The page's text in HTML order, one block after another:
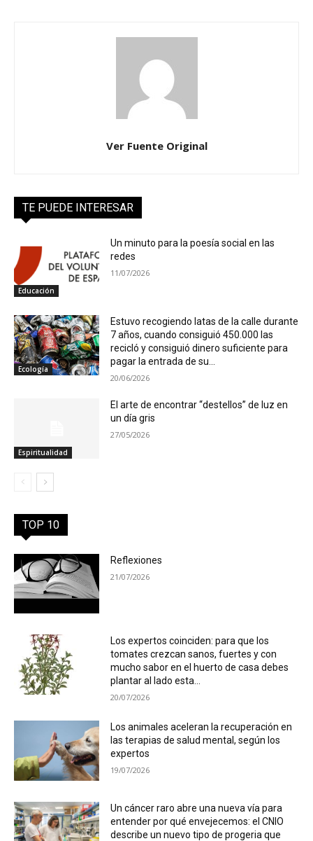
Ver Fuente Original
TE PUEDE INTERESAR
Educación
Un minuto para la poesía social en las
redes
11/07/2026
Ecología
Estuvo recogiendo latas de la calle durante
7 años, cuando consiguió 450.000 las
recicló y consiguió dinero suficiente para
pagar la entrada de su...
20/06/2026
Espiritualidad
El arte de encontrar “destellos” de luz en
un día gris
27/05/2026
TOP 10
Reflexiones
21/07/2026
Los expertos coinciden: para que los
tomates crezcan sanos, fuertes y con
mucho sabor en el huerto de casa debes
plantar al lado esta...
20/07/2026
Los animales aceleran la recuperación en
las terapias de salud mental, según los
expertos
19/07/2026
Un cáncer raro abre una nueva vía para
entender por qué envejecemos: el CNIO
describe un nuevo tipo de progeria que